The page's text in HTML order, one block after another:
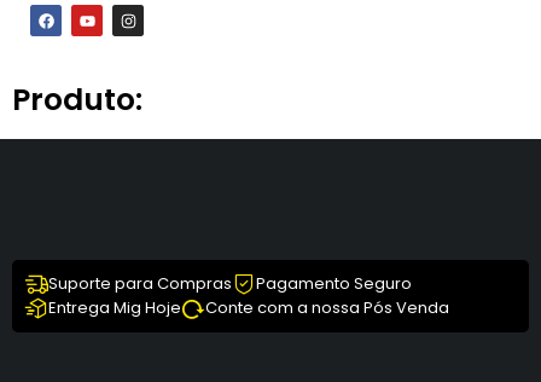
Produto:
Suporte para Compras
Pagamento Seguro
Entrega Mig Hoje
Conte com a nossa Pós Venda